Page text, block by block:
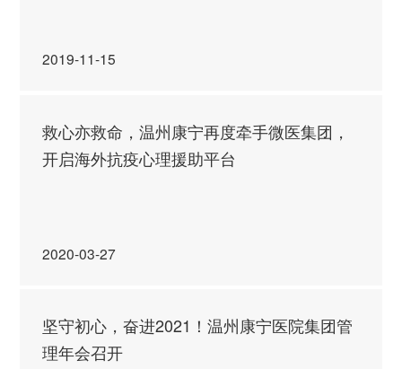
2019-11-15
救心亦救命，温州康宁再度牵手微医集团，
开启海外抗疫心理援助平台
2020-03-27
坚守初心，奋进2021！温州康宁医院集团管
理年会召开